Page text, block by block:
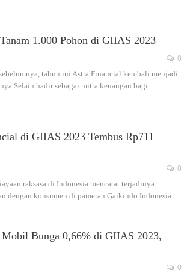
1.000 Pohon di GIIAS 2023
0
tahun ini Astra Financial kembali menjadi
hadir sebagai mitra keuangan bagi
di GIIAS 2023 Tembus Rp711
0
raksasa di Indonesia mencatat terjadinya
dengan konsumen di pameran Gaikindo Indonesia
Bunga 0,66% di GIIAS 2023,
0